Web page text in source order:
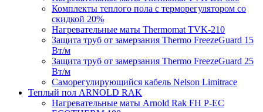
Комплекты теплого пола с терморегулятором со
скидкой 20%
Нагревательные маты Thermomat TVK-210
Защита труб от замерзания Thermo FreezeGuard 15
Вт/м
Защита труб от замерзания Thermo FreezeGuard 25
Вт/м
Саморегулирующийся кабель Nelson Limitrace
Теплый пол ARNOLD RAK
Нагревательные маты Arnold Rak FH P-EC